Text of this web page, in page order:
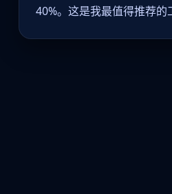
40%。这是我最值得推荐的